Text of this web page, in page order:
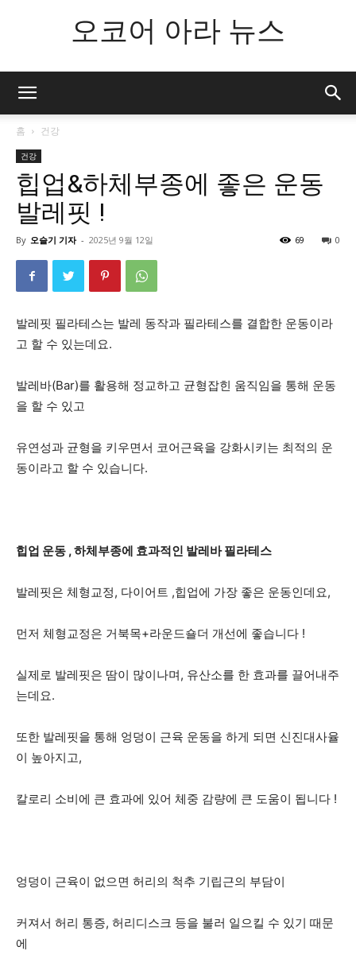
오코어 아라 뉴스
홈 건강
건강
힙업&하체부종에 좋은 운동
발레핏 !
By 오슬기 기자 - 2025년 9월 12일 0
69
발레핏 필라테스는 발레 동작과 필라테스를 결합한 운동이라
고 할 수 있는데요.
발레바(Bar)를 활용해 정교하고 균형잡힌 움직임을 통해 운동
을 할 수 있고
유연성과 균형을 키우면서 코어근육을 강화시키는 최적의 운
동이라고 할 수 있습니다.
힙업 운동 , 하체부종에 효과적인 발레바 필라테스
발레핏은 체형교정, 다이어트 ,힙업에 가장 좋은 운동인데요,
먼저 체형교정은 거북목+라운드숄더 개선에 좋습니다 !
실제로 발레핏은 땀이 많이나며, 유산소를 한 효과를 끌어내주
는데요.
또한 발레핏을 통해 엉덩이 근육 운동을 하게 되면 신진대사율
이 높아지고,
칼로리 소비에 큰 효과에 있어 체중 감량에 큰 도움이 됩니다 !
엉덩이 근육이 없으면 허리의 척추 기립근의 부담이
커져서 허리 통증, 허리디스크 등을 불러 일으킬 수 있기 때문
에